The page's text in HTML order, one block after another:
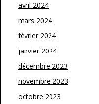
avril 2024
mars 2024
février 2024
janvier 2024
décembre 2023
novembre 2023
octobre 2023